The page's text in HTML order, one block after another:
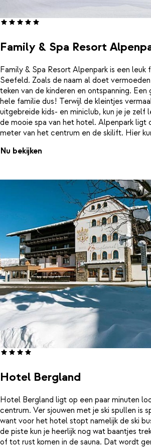
Family & Spa Resort
Family & Spa Resort Alpenpark is een leuk
Seefeld. Zoals de naam al doet
teken van de kinderen en ontspanning.
hele familie dus! Terwijl de kleintjes
uitgebreide kids- en miniclub, kun je je zelf
de mooie spa van het hotel. Alpenpark ligt
meter van het centrum en de skilift. Hier
hoek van het resort stopt. Je verblijft hier
Nu bekijken
Hotel Bergland
Hotel Bergland ligt op een paar minuten
centrum. Ver sjouwen met je ski spullen is
want voor het hotel stopt namelijk de ski
de piste kun je heerlijk nog wat baantjes
of tot rust komen in de sauna. Dat wordt